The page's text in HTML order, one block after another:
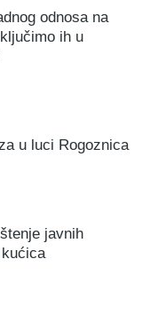
odnosa na
ih u
u luci Rogoznica
javnih